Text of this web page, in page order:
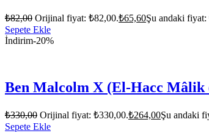
₺82,00 Orijinal fiyat: ₺82,00.₺65,60Şu andaki fiyat:
Sepete Ekle
İndirim-20%
Ben Malcolm X (El-Hacc Mâlik
₺330,00 Orijinal fiyat: ₺330,00.₺264,00Şu andaki
Sepete Ekle